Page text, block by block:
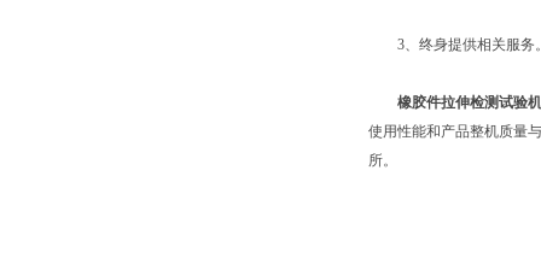
3、终身提供相关服务
橡胶件拉伸检测试验
使用性能和产品整机质量
所。